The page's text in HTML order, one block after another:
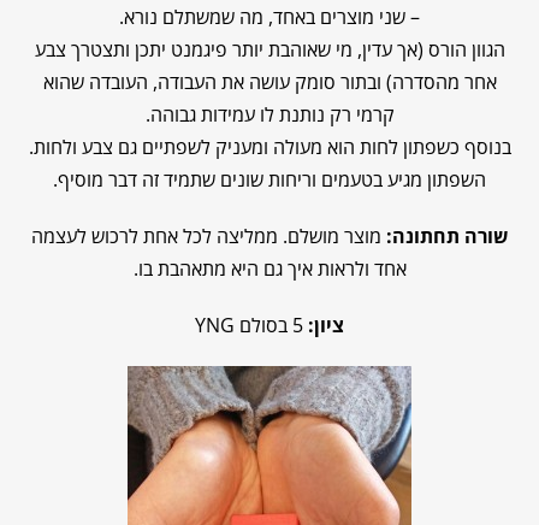
– שני מוצרים באחד, מה שמשתלם נורא.
הגוון הורס (אך עדין, מי שאוהבת יותר פיגמנט יתכן ותצטרך צבע
אחר מהסדרה) ובתור סומק עושה את העבודה, העובדה שהוא
קרמי רק נותנת לו עמידות גבוהה.
בנוסף כשפתון לחות הוא מעולה ומעניק לשפתיים גם צבע ולחות.
השפתון מגיע בטעמים וריחות שונים שתמיד זה דבר מוסיף.
שורה תחתונה: מוצר מושלם. ממליצה לכל אחת לרכוש לעצמה
אחד ולראות איך גם היא מתאהבת בו.
ציון: